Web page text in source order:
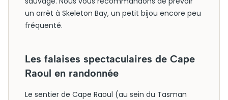
un arrêt à Skeleton Bay, un petit bijou encore peu
fréquenté.
Les falaises spectaculaires de Cape
Raoul en randonnée
Le sentier de Cape Raoul (au sein du Tasman